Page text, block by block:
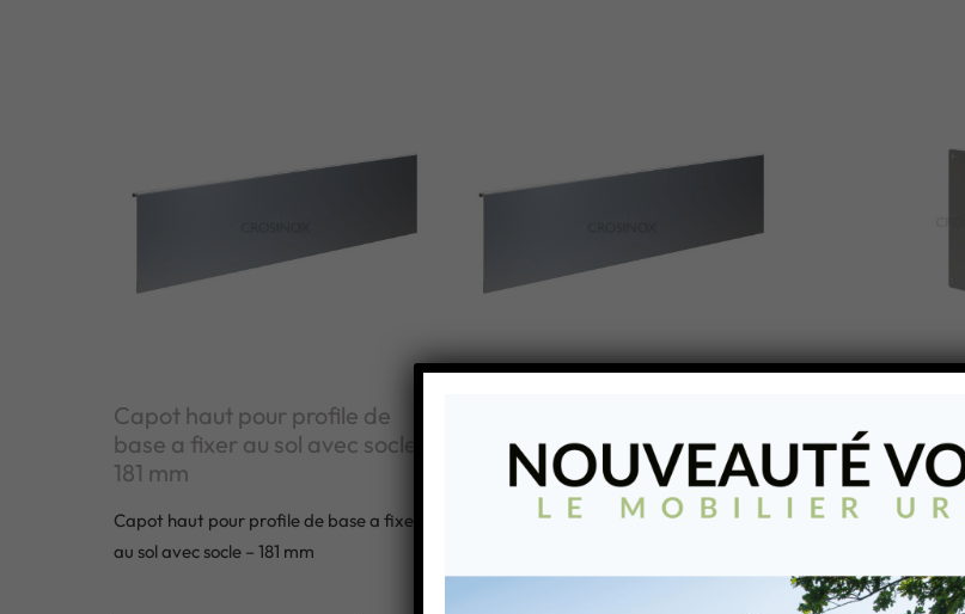
Capot haut pour profile de
base a fixer au sol avec socle –
181 mm
Capot haut pour profile de base a fixer
au sol avec socle – 181 mm
base a fixer au sol avec socle –
181 mm
Capot haut pour profile de base a fixer
Embout 60 x 181